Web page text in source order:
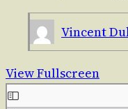
Vincent
View Fullscreen